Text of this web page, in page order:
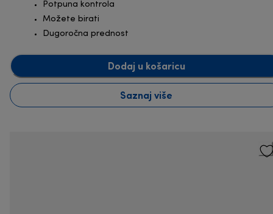
Potpuna kontrola
Možete birati
Dugoročna prednost
Dodaj u košaricu
Saznaj više